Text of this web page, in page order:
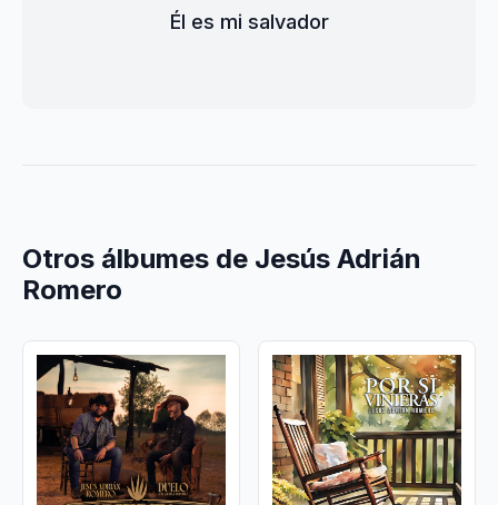
Él es mi salvador
Otros álbumes de Jesús Adrián
Romero